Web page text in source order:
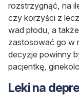
rozstrzygnąć, na
czy korzyści z
wad płodu, a
zastosować go w
decyzje powinny
pacjentkę,
Leki na